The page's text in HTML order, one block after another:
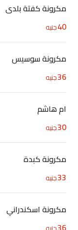
مكرونة كفتة بلدى
40جنيه
مكرونة سوسيس
36جنيه
ام هاشم
30جنيه
مكرونة كبدة
33جنيه
مكرونة اسكندراني